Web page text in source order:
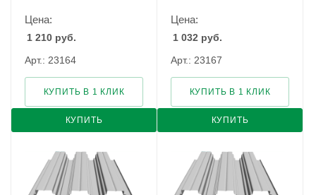
Цена:
1 210 руб.
Арт.: 23164
КУПИТЬ
КУПИТЬ В 1 КЛИК
Цена:
1 032 руб.
Арт.: 23167
КУПИТЬ
КУПИТЬ В 1 КЛИК